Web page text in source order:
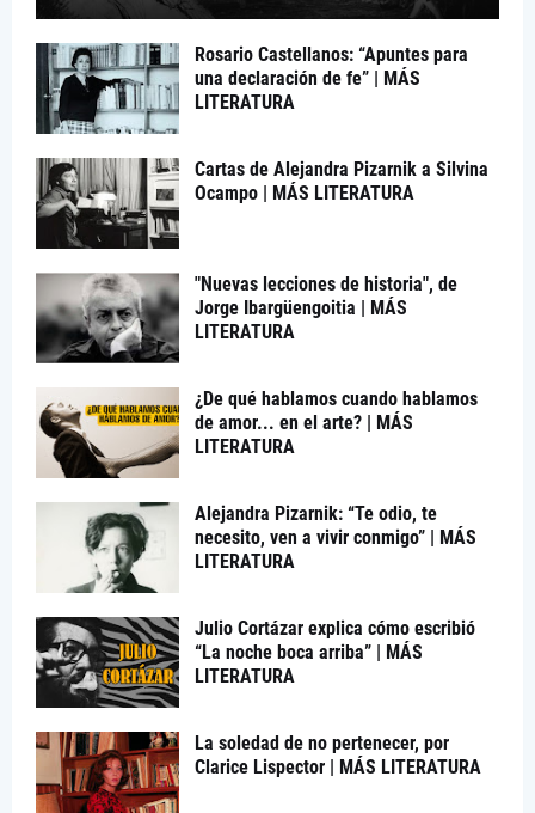
Rosario Castellanos: “Apuntes para
una declaración de fe” | MÁS
LITERATURA
Cartas de Alejandra Pizarnik a Silvina
Ocampo | MÁS LITERATURA
"Nuevas lecciones de historia", de
Jorge Ibargüengoitia | MÁS
LITERATURA
¿De qué hablamos cuando hablamos
de amor... en el arte? | MÁS
LITERATURA
Alejandra Pizarnik: “Te odio, te
necesito, ven a vivir conmigo” | MÁS
LITERATURA
Julio Cortázar explica cómo escribió
“La noche boca arriba” | MÁS
LITERATURA
La soledad de no pertenecer, por
Clarice Lispector | MÁS LITERATURA